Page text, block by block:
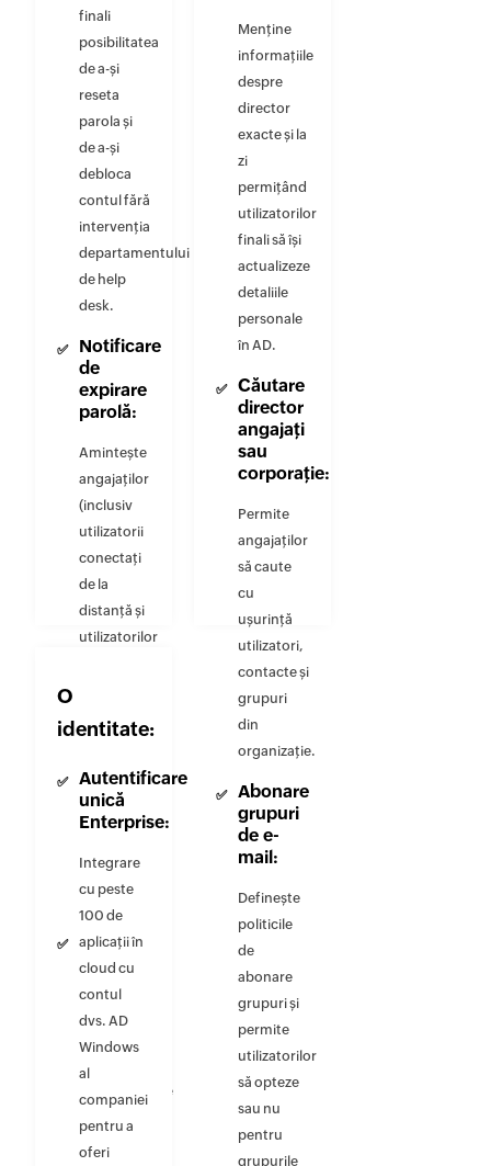
finali
posibilitatea
de a-și
reseta
parola și
de a-și
debloca
contul fără
intervenția
departamentului
de help
desk.
Notificare
de
expirare
parolă:
Amintește
angajaților
(inclusiv
utilizatorii
conectați
de la
distanță și
utilizatorilor
expirare a
parolei
prin SMS,
notificări
push.
Utilitar
de
forțare a
politicilor
privind
parola:
Particularizare
detaliată a
politicilor
Menține
informațiile
despre
director
exacte și la
zi
permițând
utilizatorilor
finali să își
actualizeze
detaliile
personale
în AD.
Căutare
director
angajați
sau
corporație:
Permite
angajaților
să caute
cu
ușurință
utilizatori,
contacte și
grupuri
din
organizație.
Abonare
grupuri
de e-
mail:
Definește
politicile
de
abonare
grupuri și
permite
utilizatorilor
să opteze
sau nu
pentru
grupurile
O
identitate:
Autentificare
unică
Enterprise:
Integrare
cu peste
100 de
aplicații în
cloud cu
contul
dvs. AD
Windows
al
companiei
pentru a
oferi